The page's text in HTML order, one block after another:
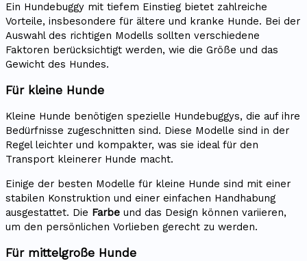
Ein Hundebuggy mit tiefem Einstieg bietet zahlreiche
Vorteile, insbesondere für ältere und kranke Hunde. Bei der
Auswahl des richtigen Modells sollten verschiedene
Faktoren berücksichtigt werden, wie die Größe und das
Gewicht des Hundes.
Für kleine Hunde
Kleine Hunde benötigen spezielle Hundebuggys, die auf ihre
Bedürfnisse zugeschnitten sind. Diese Modelle sind in der
Regel leichter und kompakter, was sie ideal für den
Transport kleinerer Hunde macht.
Einige der besten Modelle für kleine Hunde sind mit einer
stabilen Konstruktion und einer einfachen Handhabung
ausgestattet. Die Farbe und das Design können variieren,
um den persönlichen Vorlieben gerecht zu werden.
Für mittelgroße Hunde